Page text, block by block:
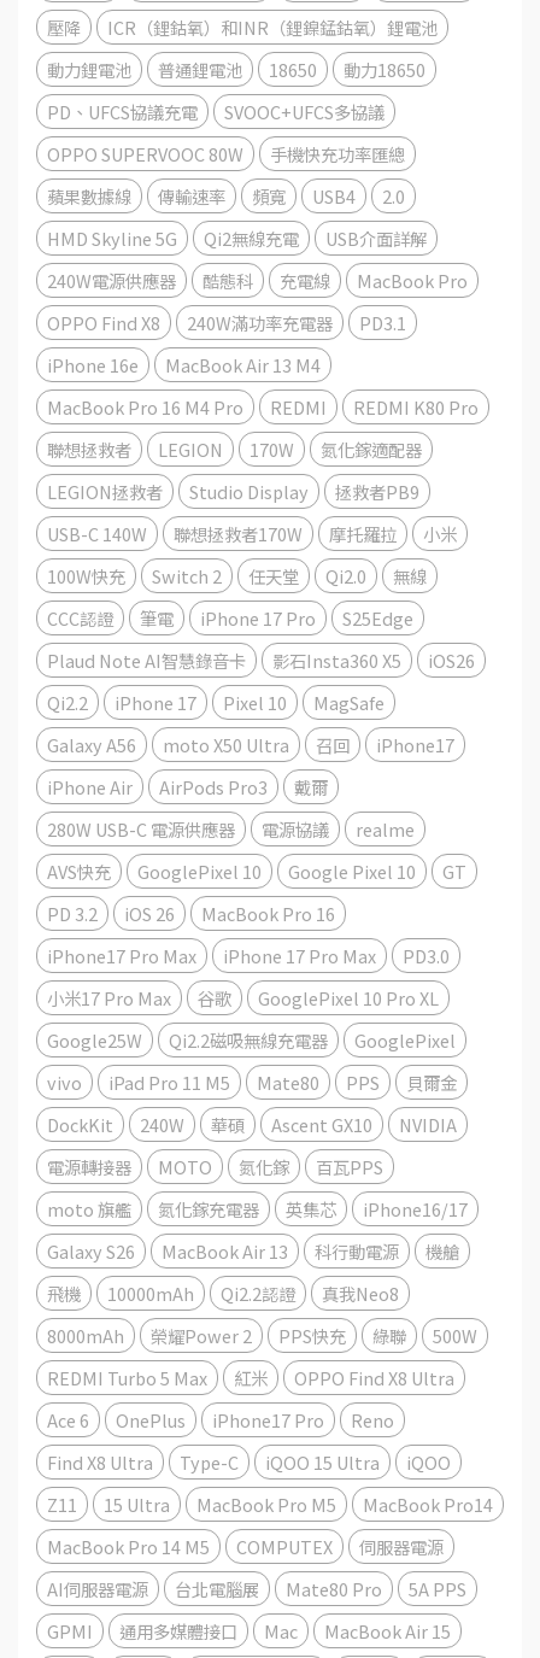
壓降
ICR（鋰鈷氧）和INR（鋰鎳錳鈷氧）鋰電池
動力鋰電池
普通鋰電池 18650
動力18650
PD、UFCS協議充電
SVOOC+UFCS多協議
OPPO SUPERVOOC 80W
手機快充功率匯總
蘋果數據線
傳輸速率 頻寬 USB4
2.0
HMD Skyline 5G
Qi2無線充電
USB介面詳解
240W電源供應器
酷態科 充電線
MacBook Pro
OPPO Find X8
240W滿功率充電器
PD3.1
iPhone 16e
MacBook Air 13 M4
MacBook Pro 16 M4 Pro
REDMI
REDMI K80 Pro
聯想拯救者
LEGION 170W
氮化鎵適配器
LEGION拯救者
Studio Display
拯救者PB9
USB-C 140W
聯想拯救者170W 摩托羅拉
小米
100W快充
Switch 2 任天堂 Qi2.0
無線
CCC認證
筆電 iPhone 17 Pro
S25Edge
Plaud Note AI智慧錄音卡
影石Insta360 X5
iOS26
Qi2.2
iPhone 17 Pixel 10
MagSafe
Galaxy A56
moto X50 Ultra 召回
iPhone17
iPhone Air
AirPods Pro3
戴爾
280W USB-C 電源供應器
電源協議
realme
AVS快充
GooglePixel 10 Google Pixel 10
GT
PD 3.2
iOS 26
MacBook Pro 16
iPhone17 Pro Max
iPhone 17 Pro Max
PD3.0
小米17 Pro Max
谷歌
GooglePixel 10 Pro XL
Google25W
Qi2.2磁吸無線充電器
GooglePixel
vivo
iPad Pro 11 M5 Mate80 PPS
貝爾金
DockKit
240W 華碩 Ascent GX10
NVIDIA
電源轉接器
MOTO 氮化鎵
百瓦PPS
moto 旗艦
氮化鎵充電器 英集芯
iPhone16/17
Galaxy S26
MacBook Air 13 科行動電源
機艙
飛機
10000mAh Qi2.2認證
真我Neo8
8000mAh
榮耀Power 2 PPS快充 綠聯
500W
REDMI Turbo 5 Max
紅米
OPPO Find X8 Ultra
Ace 6
OnePlus iPhone17 Pro
Reno
Find X8 Ultra
Type-C iQOO 15 Ultra
iQOO
Z11
15 Ultra MacBook Pro M5
MacBook Pro14
MacBook Pro 14 M5
COMPUTEX
伺服器電源
AI伺服器電源
台北電腦展 Mate80 Pro
5A PPS
GPMI
通用多媒體接口 Mac MacBook Air 15